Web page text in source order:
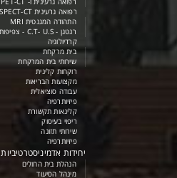
רפואה גרעינית SPECT-CT
התהודה המגנטית MRI
רנטגן - C.T- U.S - צפיפות העצם
קרדיולוגיה
בית מרקחת
שירותי בית המרקחת
רוקחות קלינית
מקצועות הבריאות
עבודה סוציאלית
פיזיותרפיה
קלינאות תקשורת
ריפוי בעיסוק
שירותי תזונה
פיזיותרפיה
יחידות אדמיניסטרטיביות
הנהלת בית החולים
מינהל הסיעוד